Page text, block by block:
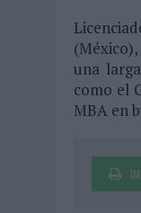
una
como el
MBA en